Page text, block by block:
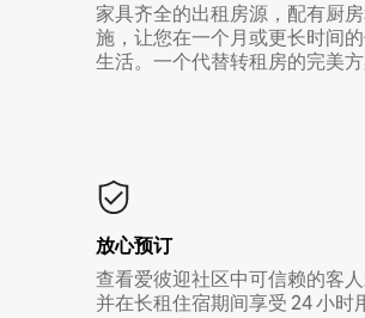
家具齐全的出租房源，配有厨
施，让您在一个月或更长时间
生活。一个代替转租房的完美方
放心预订
查看爱彼迎社区中可信赖的客
并在长租住宿期间享受 24 小时